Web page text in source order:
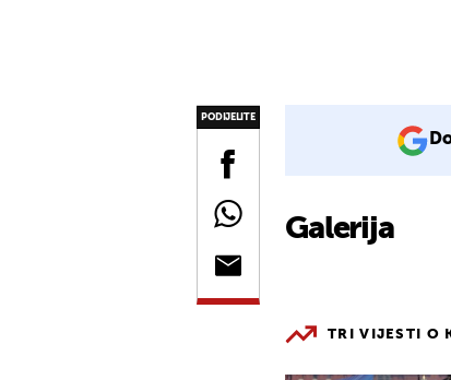
PODIJELITE
Galerija
TRI VIJESTI O